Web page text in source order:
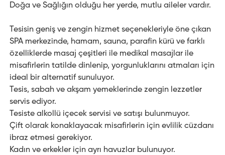
Doğa ve Sağlığın olduğu her yerde, mutlu aileler vardır.
Tesisin geniş ve zengin hizmet seçenekleriyle öne çıkan
SPA merkezinde, hamam, sauna, parafin kürü ve farklı
özelliklerde masaj çeşitleri ile medikal masajlar ile
misafirlerin tatilde dinlenip, yorgunluklarını atmaları için
ideal bir alternatif sunuluyor.
Tesis, sabah ve akşam yemeklerinde zengin lezzetler
servis ediyor.
Tesiste alkollü içecek servisi ve satışı bulunmuyor.
Çift olarak konaklayacak misafirlerin için evlilik cüzdanı
ibraz etmesi gerekiyor.
Kadın ve erkekler için ayrı havuzlar bulunuyor.